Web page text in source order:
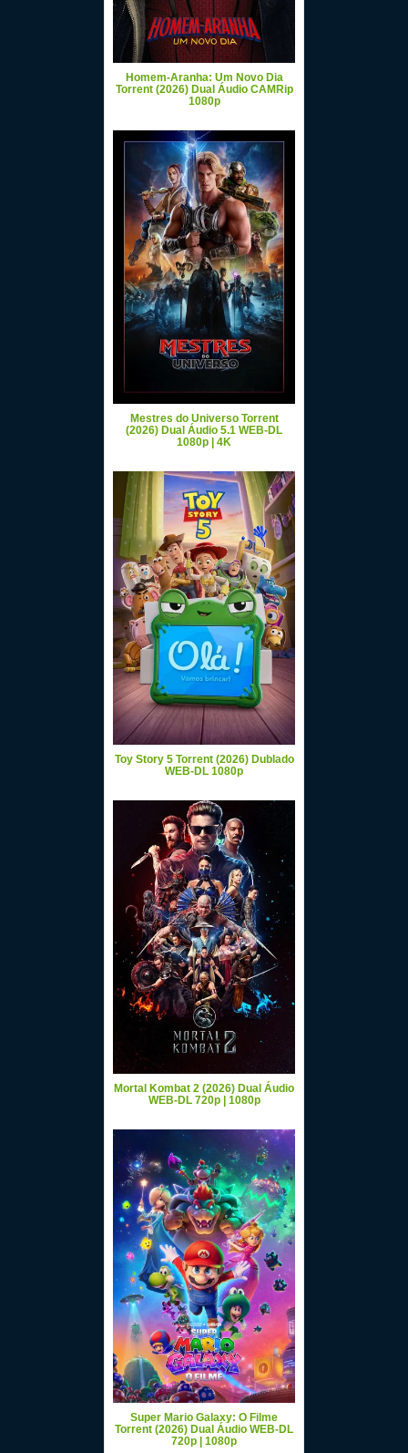
Homem-Aranha: Um Novo Dia
Torrent (2026) Dual Áudio CAMRip
1080p
Mestres do Universo Torrent
(2026) Dual Áudio 5.1 WEB-DL
1080p | 4K
Toy Story 5 Torrent (2026) Dublado
WEB-DL 1080p
Mortal Kombat 2 (2026) Dual Áudio
WEB-DL 720p | 1080p
Super Mario Galaxy: O Filme
Torrent (2026) Dual Áudio WEB-DL
720p | 1080p